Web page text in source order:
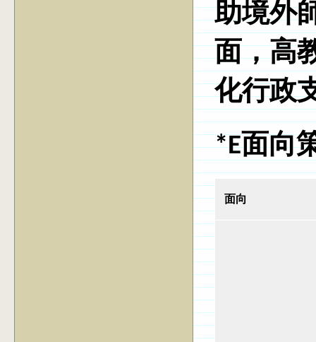
助境外
面，高
化行政
*E面向
面向